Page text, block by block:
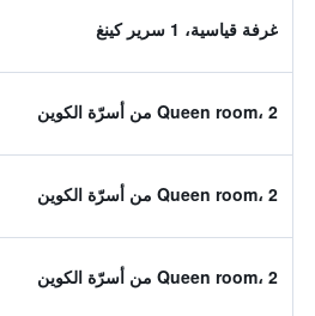
غرفة قياسية، 1 سرير كينغ
Queen room، 2 من أسرّة الكوين
Queen room، 2 من أسرّة الكوين
Queen room، 2 من أسرّة الكوين